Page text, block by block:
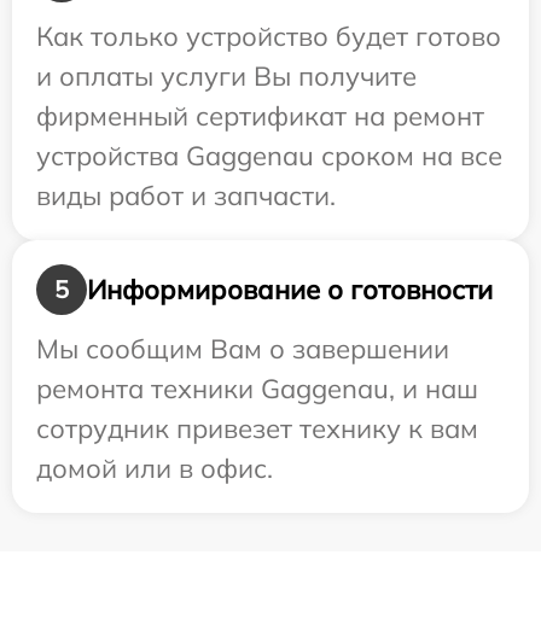
Как только устройство будет готово
и оплаты услуги Вы получите
фирменный сертификат на ремонт
устройства Gaggenau сроком на все
виды работ и запчасти.
5
Информирование о готовности
Мы сообщим Вам о завершении
ремонта техники Gaggenau, и наш
сотрудник привезет технику к вам
домой или в офис.